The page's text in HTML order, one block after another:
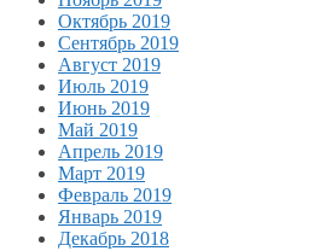
Октябрь 2019
Сентябрь 2019
Август 2019
Июль 2019
Июнь 2019
Май 2019
Апрель 2019
Март 2019
Февраль 2019
Январь 2019
Декабрь 2018